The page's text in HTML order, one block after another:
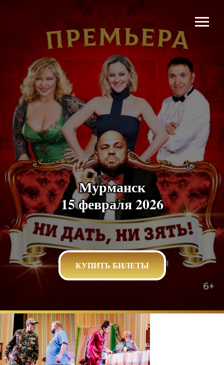
Мурманск
15 февраля 2026
КУПИТЬ БИЛЕТЫ